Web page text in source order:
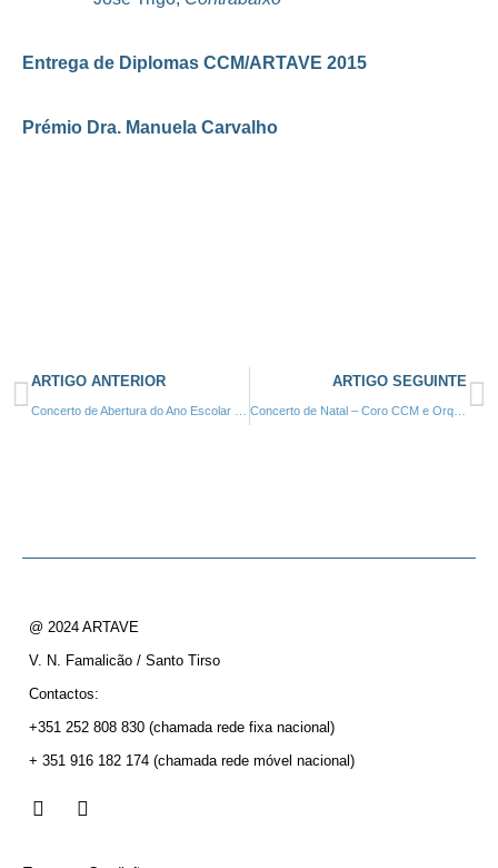
Entrega de Diplomas CCM/ARTAVE 2015
Prémio Dra. Manuela Carvalho
ARTIGO ANTERIOR ARTIGO SEGUINTE
Concerto de Natal – Coro CCM e Orquestra de Sopros Artave – 18 de Dezembro de 2015
@ 2024 ARTAVE
V. N. Famalicão / Santo Tirso
Contactos:
+351 252 808 830 (chamada rede fixa nacional)
+ 351 916 182 174 (chamada rede móvel nacional)